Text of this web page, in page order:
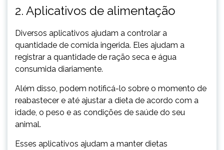
2. Aplicativos de alimentação
Diversos aplicativos ajudam a controlar a
quantidade de comida ingerida. Eles ajudam a
registrar a quantidade de ração seca e água
consumida diariamente.
Além disso, podem notificá-lo sobre o momento de
reabastecer e até ajustar a dieta de acordo com a
idade, o peso e as condições de saúde do seu
animal.
Esses aplicativos ajudam a manter dietas